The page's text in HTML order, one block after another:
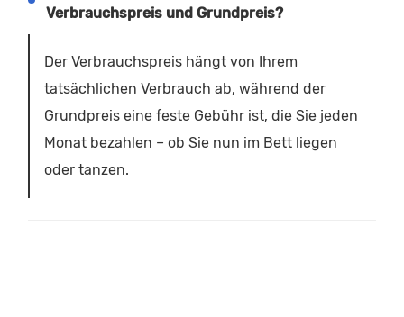
Verbrauchspreis und Grundpreis?
Der Verbrauchspreis hängt von Ihrem
tatsächlichen Verbrauch ab, während der
Grundpreis eine feste Gebühr ist, die Sie jeden
Monat bezahlen – ob Sie nun im Bett liegen
oder tanzen.